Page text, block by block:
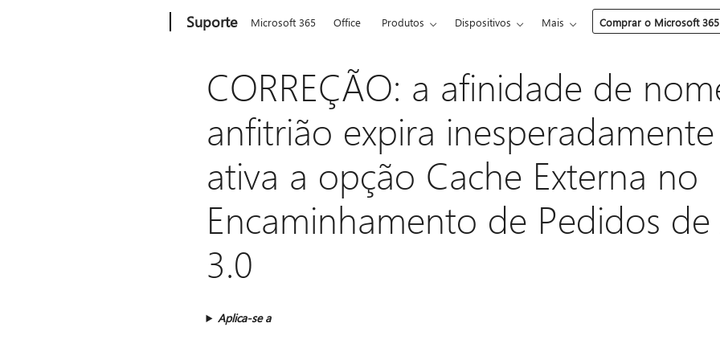
Suporte Microsoft 365 Office Produtos Dispositivos Mais Comprar o Microsoft 365
CORREÇÃO: a afinidade de
anfitrião expira
ativa a opção Cache Externa no
Encaminhamento de Pedidos
3.0
Aplica-se a